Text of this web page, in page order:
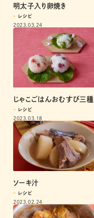
明太子入り卵焼き
レシピ
2023.03.24
じゃこごはんおむすび三種
レシピ
2023.03.18
ソーキ汁
レシピ
2023.02.24